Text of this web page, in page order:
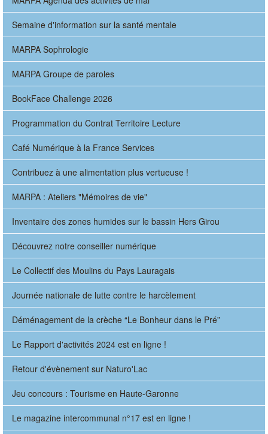
Semaine d'information sur la santé mentale
MARPA Sophrologie
MARPA Groupe de paroles
BookFace Challenge 2026
Programmation du Contrat Territoire Lecture
Café Numérique à la France Services
Contribuez à une alimentation plus vertueuse !
MARPA : Ateliers "Mémoires de vie"
Inventaire des zones humides sur le bassin Hers Girou
Découvrez notre conseiller numérique
Le Collectif des Moulins du Pays Lauragais
Journée nationale de lutte contre le harcèlement
Déménagement de la crèche “Le Bonheur dans le Pré”
Le Rapport d'activités 2024 est en ligne !
Retour d'évènement sur Naturo'Lac
Jeu concours : Tourisme en Haute-Garonne
Le magazine intercommunal n°17 est en ligne !